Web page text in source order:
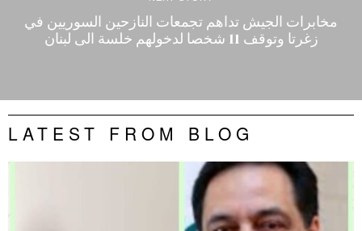
مخابرات الجيش تداهم تجمعات النازحين السوريين في
زغرتا وتوقف 11 شخصا لدخولهم خلسة الى لبنان
LATEST FROM BLOG